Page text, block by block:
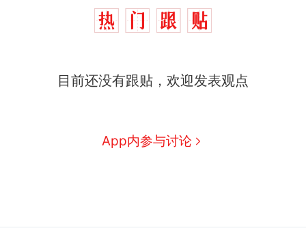
目前还没有跟贴，欢迎发表观点
App内参与讨论